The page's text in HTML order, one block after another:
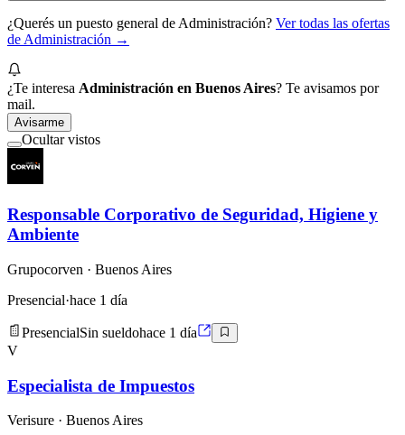
¿Querés un puesto general de Administración? Ver todas las ofertas
de Administración →
¿Te interesa Administración en Buenos Aires? Te avisamos por
mail.
Avisarme
Ocultar vistos
Responsable Corporativo de Seguridad, Higiene y
Ambiente
Grupocorven · Buenos Aires
Presencial·hace 1 día
PresencialSin sueldohace 1 día
V
Especialista de Impuestos
Verisure · Buenos Aires